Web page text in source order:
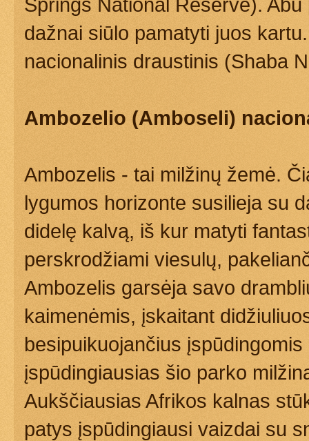
dažnai siūlo pamatyti juos
nacionalinis draustinis (Shaba
Ambozelio (Amboseli)
Ambozelis - tai milžinų žemė.
lygumos horizonte susilieja su
didelę kalvą, iš kur matyti
perskrodžiami viesulų,
Ambozelis garsėja savo
kaimenėmis, įskaitant
besipuikuojančius
įspūdingiausias šio parko
Aukščiausias Afrikos kalnas
patys įspūdingiausi vaizdai su